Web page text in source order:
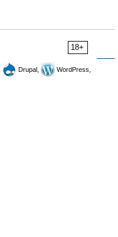
18+
Drupal,
WordPress,